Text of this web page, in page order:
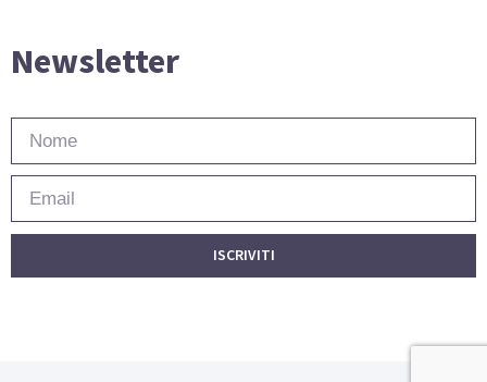
Newsletter
ISCRIVITI